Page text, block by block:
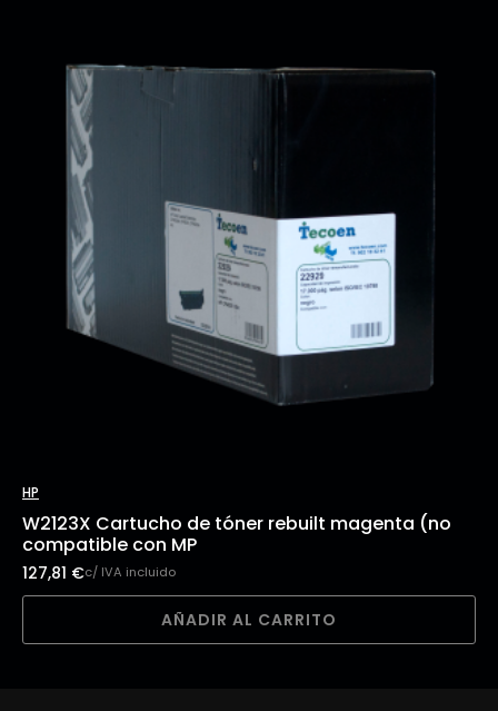
HP
W2123X Cartucho de tóner rebuilt magenta (no
compatible con MP
127,81 €c/ IVA incluido
AÑADIR AL CARRITO